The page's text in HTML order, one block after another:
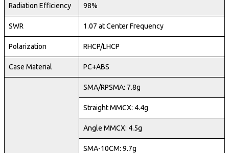
Radiation Efficiency 98%
SWR 1.07 at Center Frequency
Polarization RHCP/LHCP
Case Material PC+ABS
SMA/RPSMA: 7.8g
Straight MMCX: 4.4g
Angle MMCX: 4.5g
SMA-10CM: 9.7g